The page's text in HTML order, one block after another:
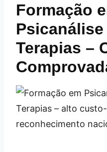
Formação
Terapias –